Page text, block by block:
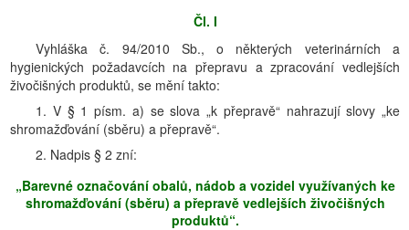
Čl. I
Vyhláška č. 94/2010 Sb., o některých veterinárních a
hygienických požadavcích na přepravu a zpracování vedlejších
živočišných produktů, se mění takto:
1. V § 1 písm. a) se slova „k přepravě“ nahrazují slovy „ke
shromažďování (sběru) a přepravě“.
2. Nadpis § 2 zní:
„Barevné označování obalů, nádob a vozidel využívaných ke
shromažďování (sběru) a přepravě vedlejších živočišných
produktů“.